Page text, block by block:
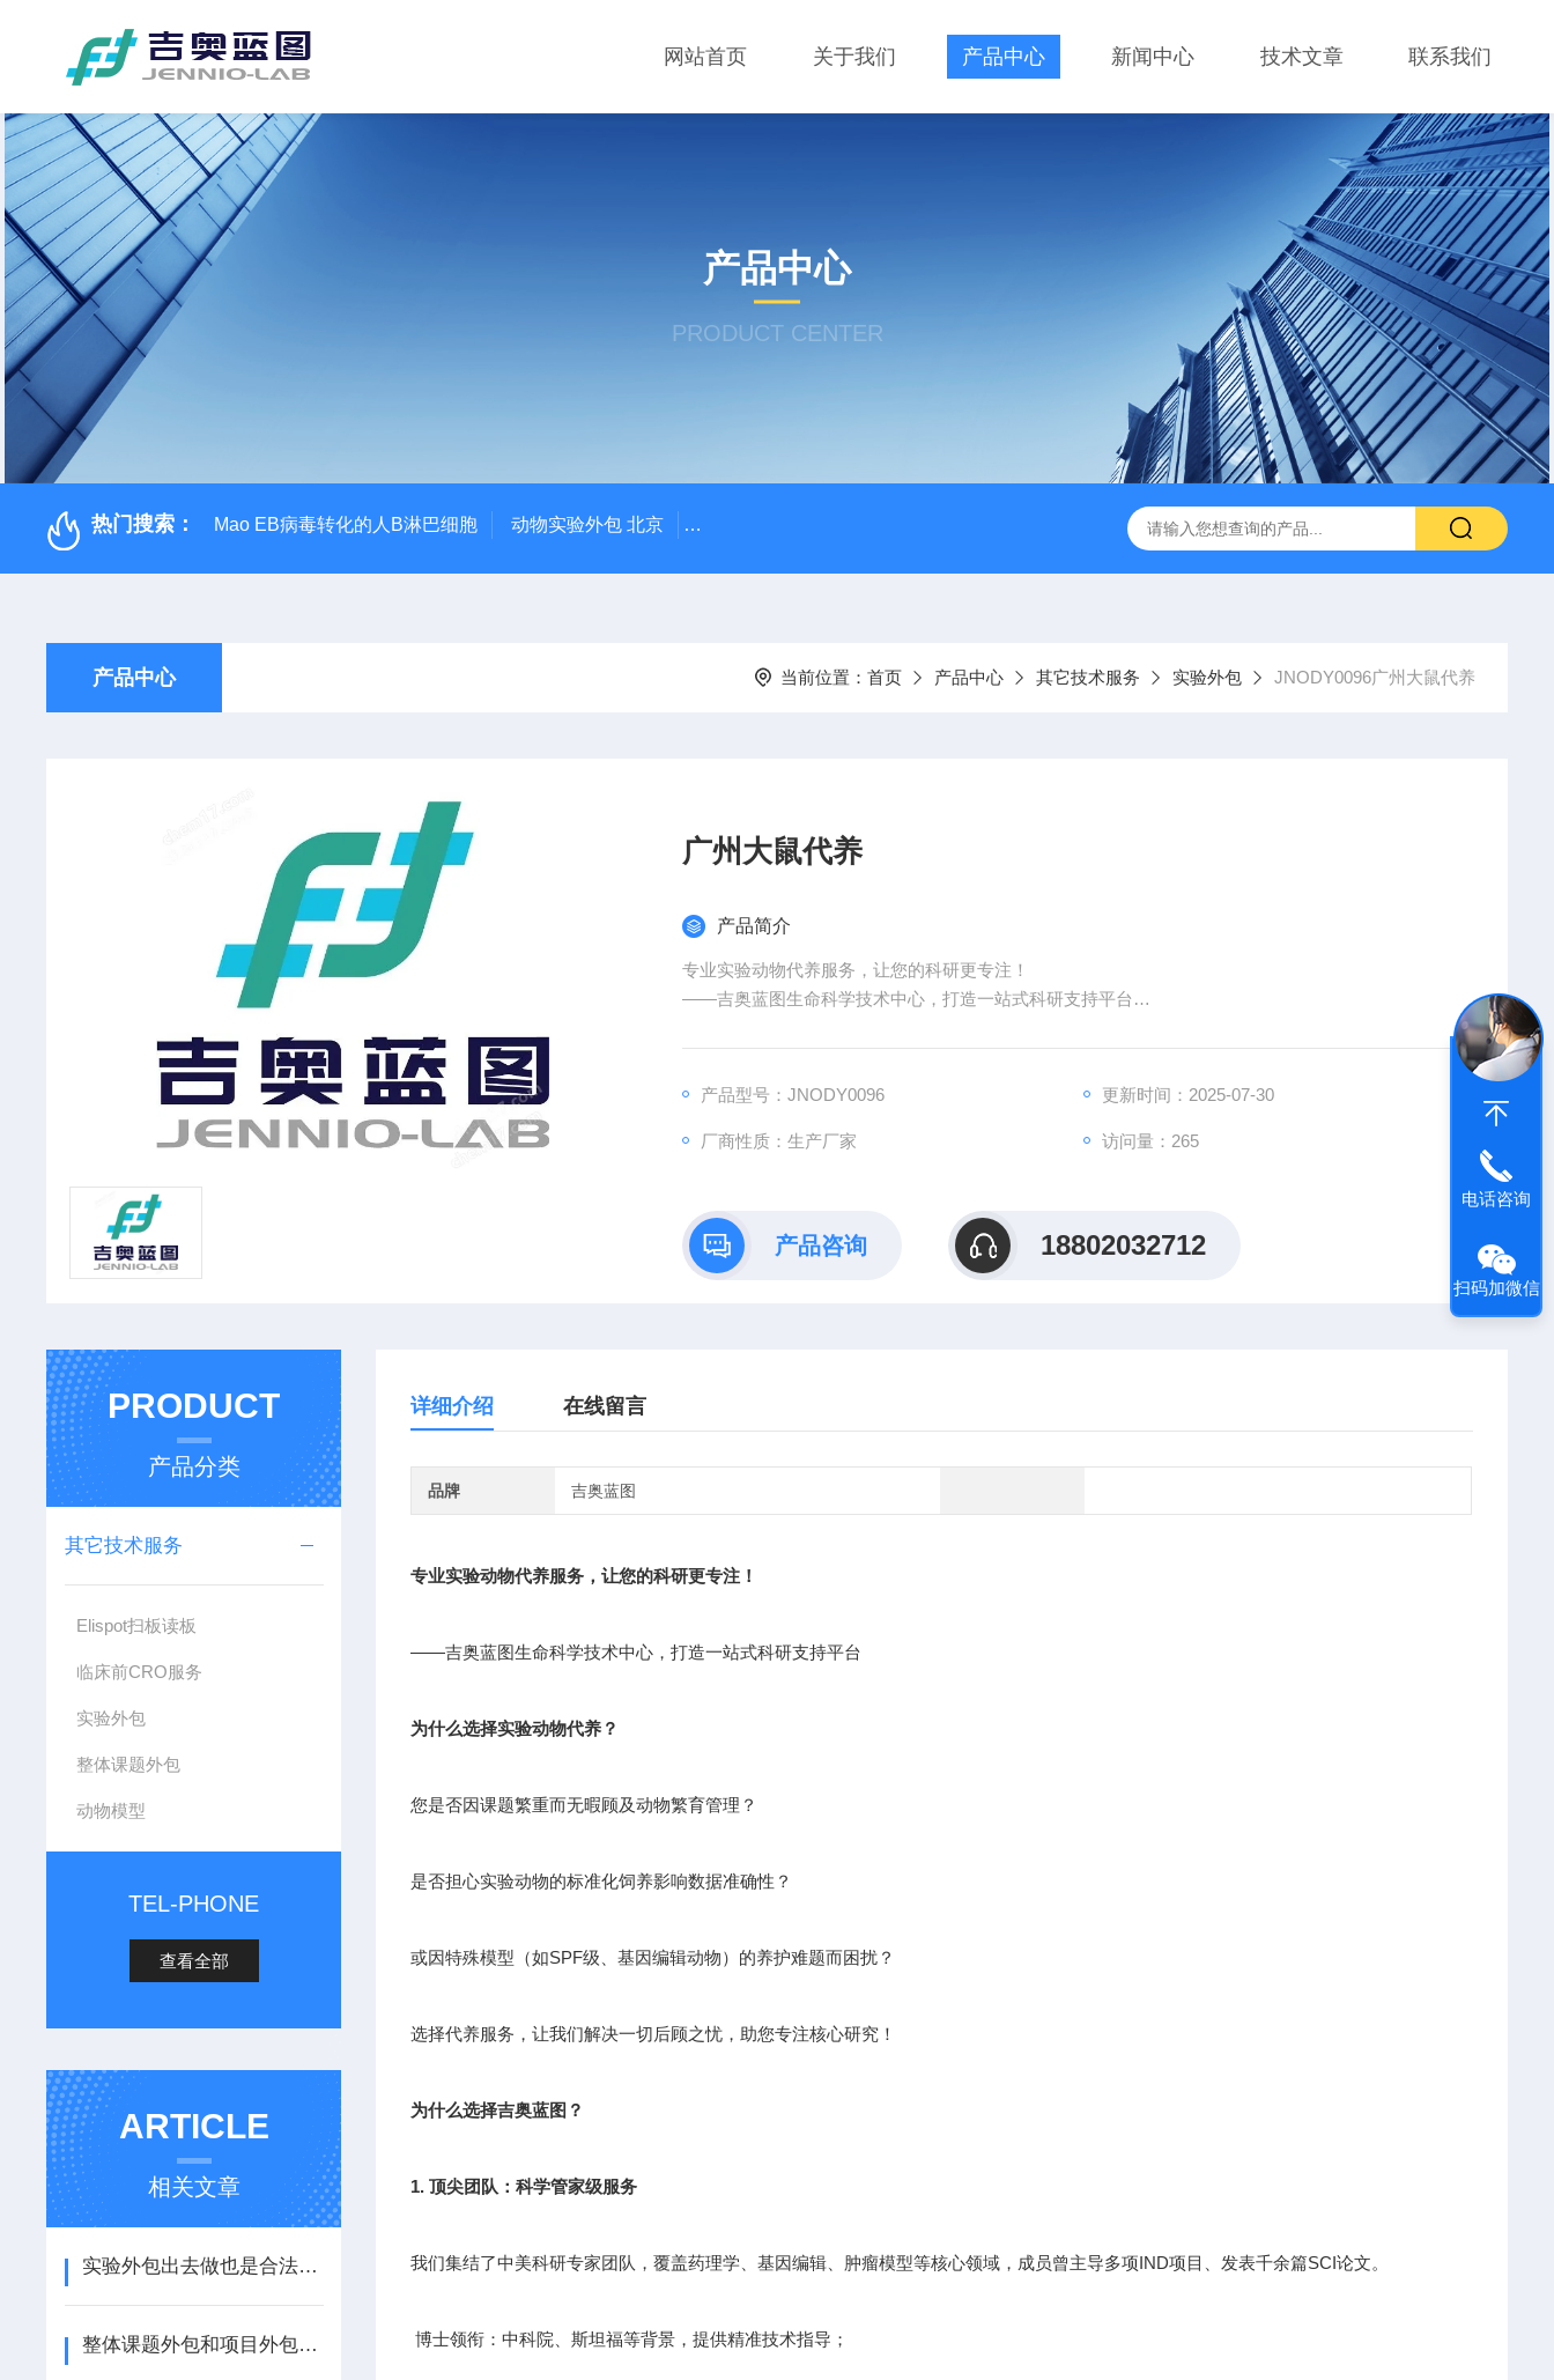
网站首页 关于我们 产品中心 新闻中心 技术文章 联系我们
产品中心
PRODUCT CENTER
热门搜索： Mao EB病毒转化的人B淋巴细胞 动物实验外包 北京 人源肿瘤细胞异种移植（CDX）小鼠模型 人源肿瘤组织异种移植（PDX）小鼠模型 流式实验外包
产品中心 当前位置： 首页 产品中心 其它技术服务 实验外包 JNODY0096广州大鼠代养
广州大鼠代养
产品简介
专业实验动物代养服务，让您的科研更专注！
——吉奥蓝图生命科学技术中心，打造一站式科研支持平台
是否担心实验动物的标准化饲养影响数据准确性？
选择代养服务，让我们解决一切后顾之忧，助您专注核心研究！
产品型号：JNODY0096 更新时间：2025-07-30
厂商性质：生产厂家 访问量：265
产品咨询 18802032712
PRODUCT
产品分类
其它技术服务
Elispot扫板读板
临床前CRO服务
实验外包
整体课题外包
动物模型
TEL-PHONE
查看全部
ARTICLE
相关文章
实验外包出去做也是合法的 您花钱买时间 精力去治病救人
整体课题外包和项目外包-为什么越来越多的企业选择实验外包?
详细介绍 在线留言
品牌 吉奥蓝图
专业实验动物代养服务，让您的科研更专注！
——吉奥蓝图生命科学技术中心，打造一站式科研支持平台
为什么选择实验动物代养？
您是否因课题繁重而无暇顾及动物繁育管理？
是否担心实验动物的标准化饲养影响数据准确性？
或因特殊模型（如SPF级、基因编辑动物）的养护难题而困扰？
选择代养服务，让我们解决一切后顾之忧，助您专注核心研究！
为什么选择吉奥蓝图？
1. 顶尖团队：科学管家级服务
我们集结了中美科研专家团队，覆盖药理学、基因编辑、肿瘤模型等核心领域，成员曾主导多项IND项目、发表千余篇SCI论文。
博士领衔：中科院、斯坦福等背景，提供精准技术指导；
电话咨询
扫码加微信